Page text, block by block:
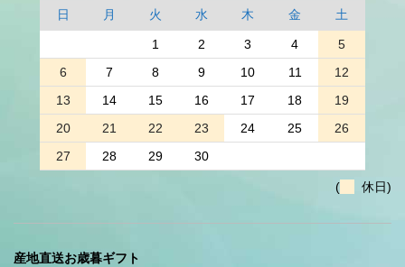
日 月 火 水 木 金 土
1 2 3 4
5
6
7 8 9 10 11
12
13
14 15 16 17 18
19
20
21 22 23 24 25
26
27
28 29 30
( 休日)
産地直送お歳暮ギフト